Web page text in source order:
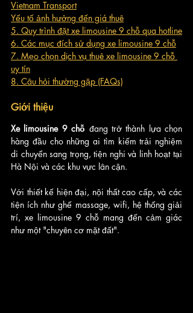
Vietnam Transport
Yếu tố ảnh hưởng đến giá thuê
5. Quy trình đặt xe limousine 9 chỗ qua hotline
6. Các mục đích sử dụng xe limousine 9 chỗ
7. Mẹo chọn dịch vụ thuê xe limousine 9 chỗ
uy tín
8. Câu hỏi thường gặp (FAQs)
Giới thiệu
Xe limousine 9 chỗ đang trở thành lựa chọn
hàng đầu cho những ai tìm kiếm trải nghiệm
di chuyển sang trọng, tiện nghi và linh hoạt tại
Hà Nội và các khu vực lân cận.
Với thiết kế hiện đại, nội thất cao cấp, và các
tiện ích như ghế massage, wifi, hệ thống giải
trí, xe limousine 9 chỗ mang đến cảm giác
như một "chuyên cơ mặt đất".